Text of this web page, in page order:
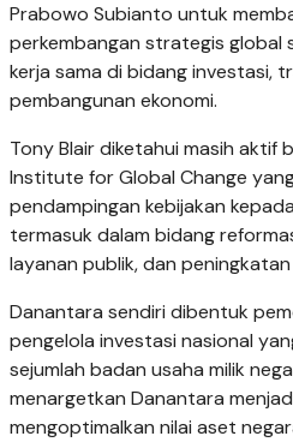
Prabowo Subianto untuk
perkembangan strategis global
kerja sama di bidang investasi,
pembangunan ekonomi.
Tony Blair diketahui masih aktif
Institute for Global Change
pendampingan kebijakan
termasuk dalam bidang
layanan publik, dan
Danantara sendiri dibentuk
pengelola investasi nasional
sejumlah badan usaha milik
menargetkan Danantara
mengoptimalkan nilai aset